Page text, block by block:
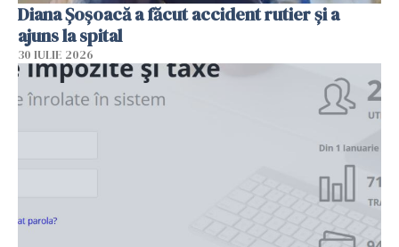
Diana Șoșoacă a făcut accident rutier și a
ajuns la spital
30 IULIE 2026